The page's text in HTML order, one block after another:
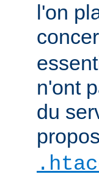
l'on
n'ont
du